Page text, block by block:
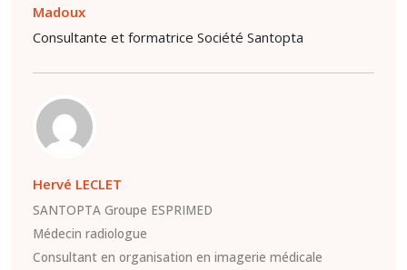
Madoux
Consultante et formatrice Société Santopta
Hervé LECLET
SANTOPTA Groupe ESPRIMED
Médecin radiologue
Consultant en organisation en imagerie médicale